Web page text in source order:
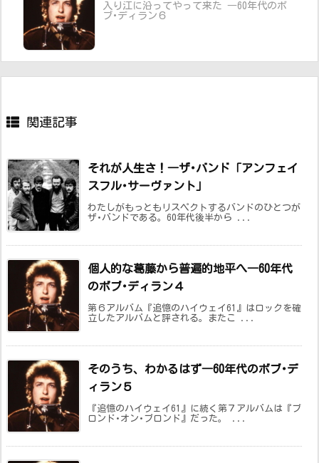
入り江に沿ってやって来た ―60年代のボ
ブ･ディラン６
関連記事
それが人生さ！―ザ･バンド「アンフェイ
スフル･サーヴァント」
わたしがもっともリスペクトするバンドのひとつが
ザ･バンドである。60年代後半から ...
個人的な葛藤から普遍的地平へ―60年代
のボブ･ディラン４
第６アルバム『追憶のハイウェイ61』はロックを確
立したアルバムと評される。またこ ...
そのうち、わかるはず―60年代のボブ･デ
ィラン５
『追憶のハイウェイ61』に続く第７アルバムは『ブ
ロンド･オン･ブロンド』だった。 ...